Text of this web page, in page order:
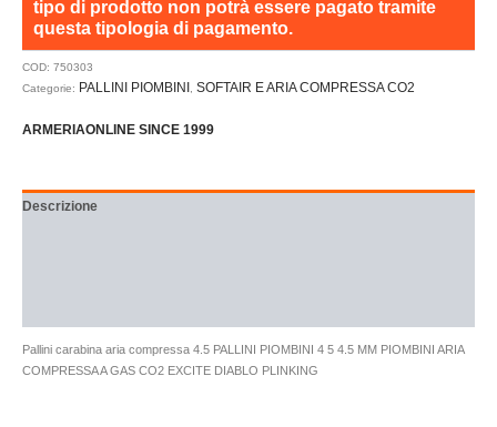
tipo di prodotto non potrà essere pagato tramite
questa tipologia di pagamento.
COD: 750303
Categorie: PALLINI PIOMBINI SOFTAIR E ARIA COMPRESSA CO2
ARMERIAONLINE SINCE 1999
Descrizione
Pallini carabina aria compressa 4.5 PALLINI PIOMBINI 4 5 4.5 MM PIOMBINI ARIA
COMPRESSA A GAS CO2 EXCITE DIABLO PLINKING